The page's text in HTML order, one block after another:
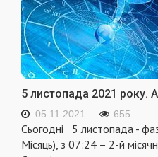
5 листопада 2021 року.
05.11.2021 655
Сьогодні 5 листопада -
Місяць), з 07:24 – 2-й